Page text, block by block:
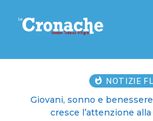
NOTIZIE
Giovani, sonno e
cresce l’attenzione